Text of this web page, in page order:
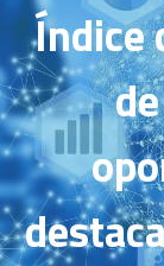
Índice